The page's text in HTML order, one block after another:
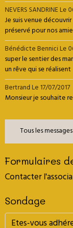
NEVERS SANDRINELe
Je suis venue
préservé pour nos
Bénédicte BenniciLe
super le sentier des
un rêve qui se réalisent
BertrandLe 17/07/2017
Monsieur je souhaite
Tous les messages
Formulaires
Contacter
Sondage
Etes-vous